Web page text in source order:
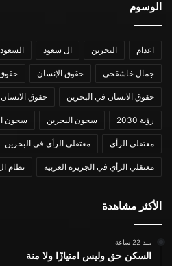
الوسوم
اعدام البحرين ال سعود
جمال خاشقجي حقوق الإنسان
حقوق الانسان في البحرين حقوق الانسان
رؤية 2030 سجون البحرين سجون
معتقلي الرأي معتقلي الرأي في البحرين
معتقلي الرأي في الجزيرة العربية نظام
الأكثر مشاهدة
منذ 22 ساعة
السكن حق وليس امتيازًا ولا منة